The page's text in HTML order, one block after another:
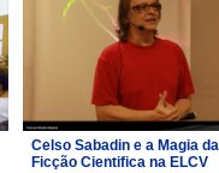
Celso Sabadin e a Magia da
Ficção Cientifica na ELCV